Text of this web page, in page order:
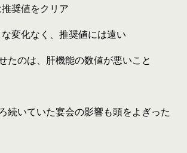
推奨値をクリア
変化なく、推奨値には遠い
たのは、肝機能の数値が悪いこと
続いていた宴会の影響も頭をよぎった